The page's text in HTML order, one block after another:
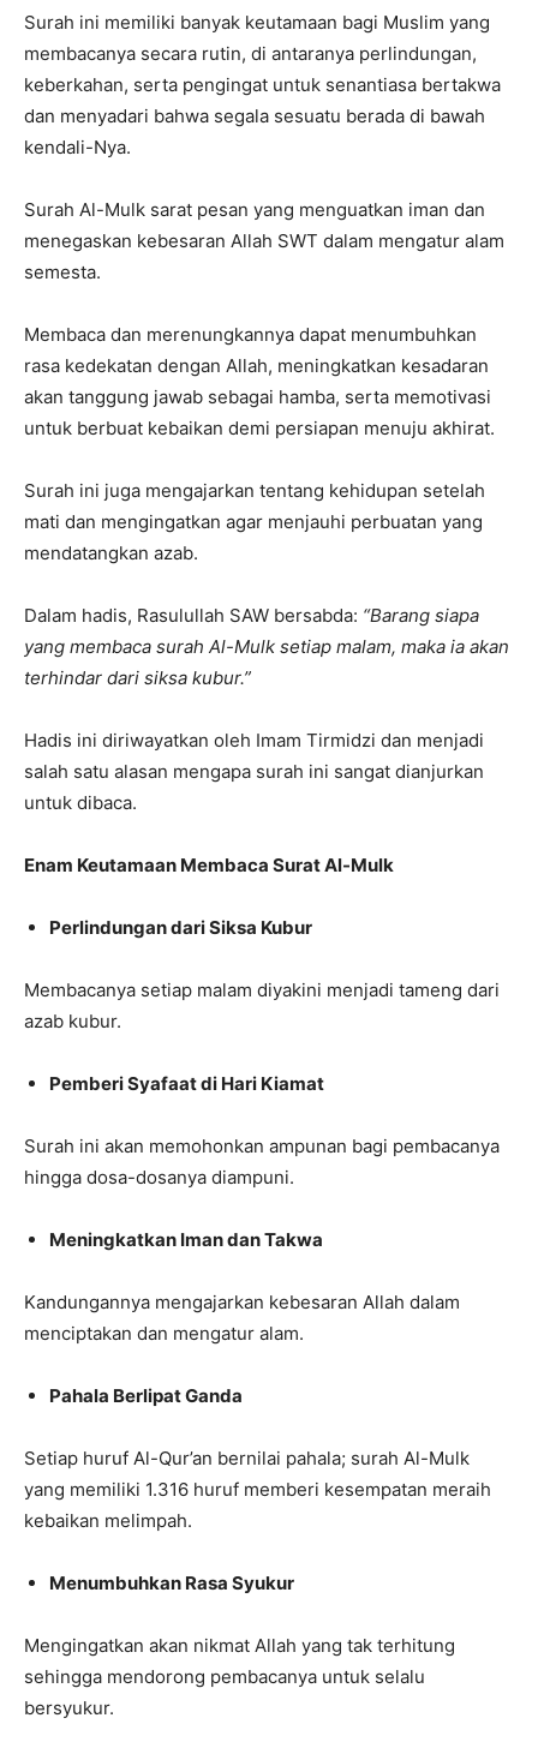
Surah ini memiliki banyak keutamaan bagi Muslim yang
membacanya secara rutin, di antaranya perlindungan,
keberkahan, serta pengingat untuk senantiasa bertakwa
dan menyadari bahwa segala sesuatu berada di bawah
kendali-Nya.
Surah Al-Mulk sarat pesan yang menguatkan iman dan
menegaskan kebesaran Allah SWT dalam mengatur alam
semesta.
Membaca dan merenungkannya dapat menumbuhkan
rasa kedekatan dengan Allah, meningkatkan kesadaran
akan tanggung jawab sebagai hamba, serta memotivasi
untuk berbuat kebaikan demi persiapan menuju akhirat.
Surah ini juga mengajarkan tentang kehidupan setelah
mati dan mengingatkan agar menjauhi perbuatan yang
mendatangkan azab.
Dalam hadis, Rasulullah SAW bersabda: “Barang siapa
yang membaca surah Al-Mulk setiap malam, maka ia akan
terhindar dari siksa kubur.”
Hadis ini diriwayatkan oleh Imam Tirmidzi dan menjadi
salah satu alasan mengapa surah ini sangat dianjurkan
untuk dibaca.
Enam Keutamaan Membaca Surat Al-Mulk
Perlindungan dari Siksa Kubur
Membacanya setiap malam diyakini menjadi tameng dari
azab kubur.
Pemberi Syafaat di Hari Kiamat
Surah ini akan memohonkan ampunan bagi pembacanya
hingga dosa-dosanya diampuni.
Meningkatkan Iman dan Takwa
Kandungannya mengajarkan kebesaran Allah dalam
menciptakan dan mengatur alam.
Pahala Berlipat Ganda
Setiap huruf Al-Qur’an bernilai pahala; surah Al-Mulk
yang memiliki 1.316 huruf memberi kesempatan meraih
kebaikan melimpah.
Menumbuhkan Rasa Syukur
Mengingatkan akan nikmat Allah yang tak terhitung
sehingga mendorong pembacanya untuk selalu
bersyukur.